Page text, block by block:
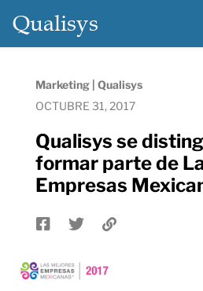
Qualisys
Marketing | Qualisys
OCTUBRE 31, 2017
Qualisys se
formar parte de
Empresas